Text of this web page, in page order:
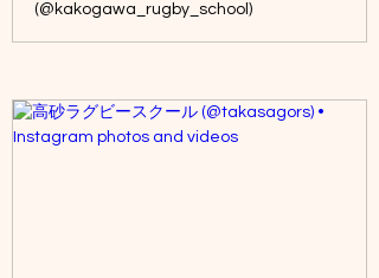
(@kakogawa_rugby_school)